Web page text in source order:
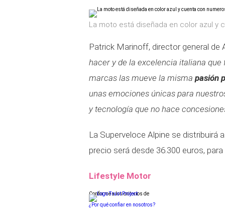
La moto está diseñada en color azul y
Patrick Marinoff, director general de
hacer y de la excelencia italiana
marcas las mueve la misma pasión
unas emociones únicas para
y tecnología que no hace
La Superveloce Alpine se distribuirá
precio será desde 36.300 euros,
Lifestyle Motor
Conforme a los criterios de
¿Por qué confiar en nosotros?